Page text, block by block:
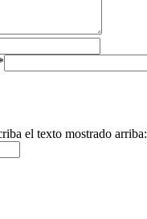
el texto mostrado arriba: